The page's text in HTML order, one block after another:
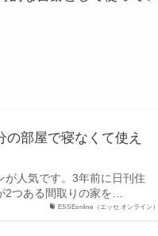
ESSEonline（エッセ オンライン）
部屋で寝なくて使え
が人気です。3年前に日刊住
2つある間取りの家を…